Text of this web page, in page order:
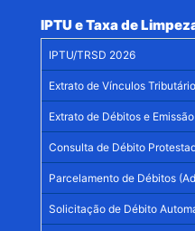
IPTU e Taxa de
IPTU/TRSD 2026
Extrato de Vínculos
Extrato de Débitos e
Consulta de Débito
Parcelamento de Débitos
Solicitação de Débito